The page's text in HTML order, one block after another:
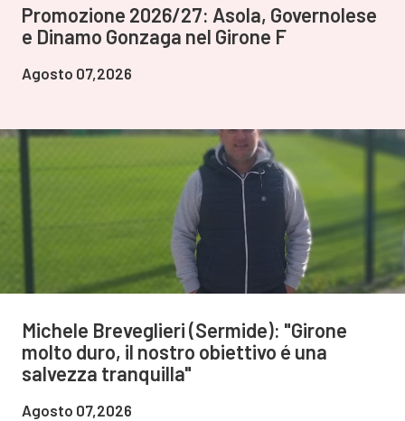
Promozione 2026/27: Asola, Governolese
e Dinamo Gonzaga nel Girone F
Agosto 07,2026
Michele Breveglieri (Sermide): "Girone
molto duro, il nostro obiettivo é una
salvezza tranquilla"
Agosto 07,2026